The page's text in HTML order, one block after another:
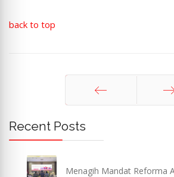
back to top
Recent Posts
Menagih Mandat Reforma